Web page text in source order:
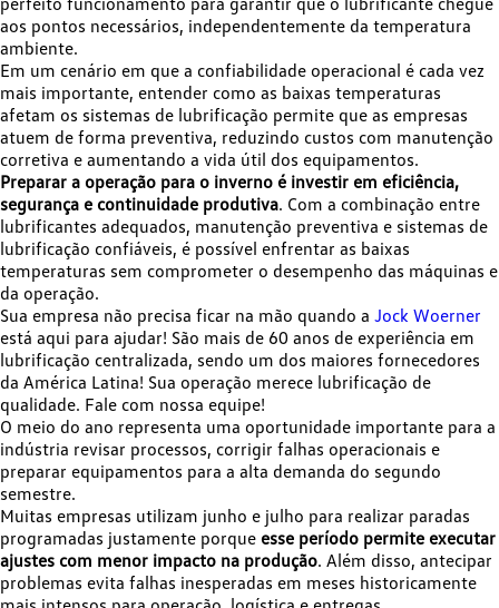
aos pontos necessários, independentemente da temperatura
ambiente.
Em um cenário em que a confiabilidade operacional é cada vez
mais importante, entender como as baixas temperaturas
afetam os sistemas de lubrificação permite que as empresas
atuem de forma preventiva, reduzindo custos com manutenção
corretiva e aumentando a vida útil dos equipamentos.
Preparar a operação para o inverno é investir em eficiência,
segurança e continuidade produtiva. Com a combinação entre
lubrificantes adequados, manutenção preventiva e sistemas de
lubrificação confiáveis, é possível enfrentar as baixas
temperaturas sem comprometer o desempenho das máquinas e
da operação.
Sua empresa não precisa ficar na mão quando a Jock Woerner
está aqui para ajudar! São mais de 60 anos de experiência em
lubrificação centralizada, sendo um dos maiores fornecedores
da América Latina! Sua operação merece lubrificação de
qualidade. Fale com nossa equipe!
O meio do ano representa uma oportunidade importante para a
indústria revisar processos, corrigir falhas operacionais e
preparar equipamentos para a alta demanda do segundo
semestre.
Muitas empresas utilizam junho e julho para realizar paradas
programadas justamente porque esse período permite executar
ajustes com menor impacto na produção. Além disso, antecipar
problemas evita falhas inesperadas em meses historicamente